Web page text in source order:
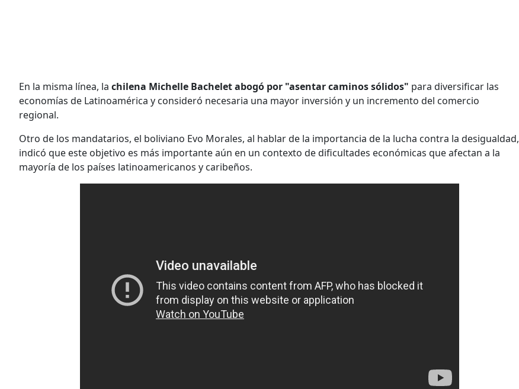
En la misma línea, la chilena Michelle Bachelet abogó por "asentar caminos sólidos" para diversificar las
economías de Latinoamérica y consideró necesaria una mayor inversión y un incremento del comercio
regional.
Otro de los mandatarios, el boliviano Evo Morales, al hablar de la importancia de la lucha contra la desigualdad,
indicó que este objetivo es más importante aún en un contexto de dificultades económicas que afectan a la
mayoría de los países latinoamericanos y caribeños.